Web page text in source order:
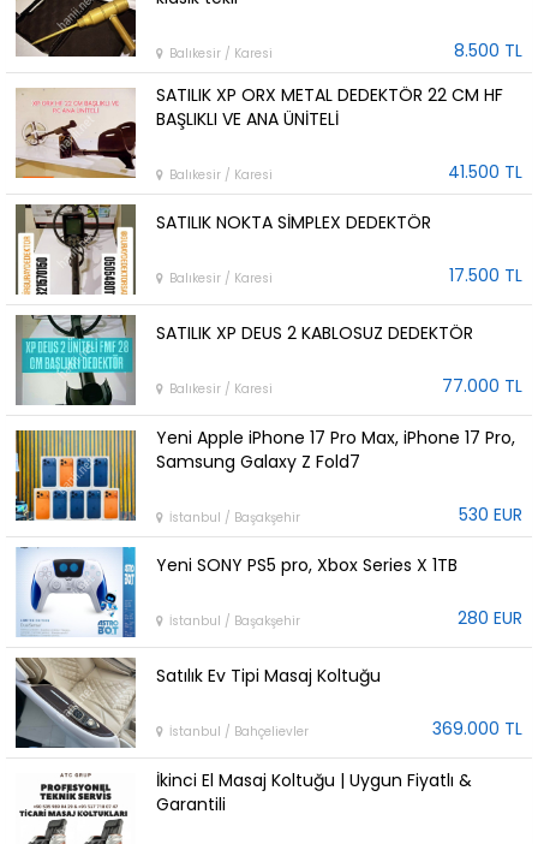
Balıkesir / Karesi
8.500 TL
SATILIK XP ORX METAL DEDEKTÖR 22 CM HF
BAŞLIKLI VE ANA ÜNİTELİ
Balıkesir / Karesi 41.500 TL
SATILIK NOKTA SİMPLEX DEDEKTÖR
Balıkesir / Karesi 17.500 TL
SATILIK XP DEUS 2 KABLOSUZ DEDEKTÖR
Balıkesir / Karesi 77.000 TL
Yeni Apple iPhone 17 Pro Max, iPhone 17 Pro,
Samsung Galaxy Z Fold7
İstanbul / Başakşehir 530 EUR
Yeni SONY PS5 pro, Xbox Series X 1TB
İstanbul / Başakşehir 280 EUR
Satılık Ev Tipi Masaj Koltuğu
İstanbul / Bahçelievler 369.000 TL
İkinci El Masaj Koltuğu | Uygun Fiyatlı &
Garantili